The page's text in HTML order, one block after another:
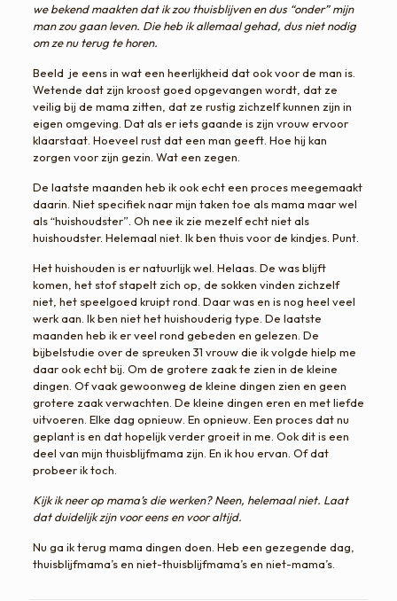
we bekend maakten dat ik zou thuisblijven en dus “onder” mijn
man zou gaan leven. Die heb ik allemaal gehad, dus niet nodig
om ze nu terug te horen.
Beeld je eens in wat een heerlijkheid dat ook voor de man is.
Wetende dat zijn kroost goed opgevangen wordt, dat ze
veilig bij de mama zitten, dat ze rustig zichzelf kunnen zijn in
eigen omgeving. Dat als er iets gaande is zijn vrouw ervoor
klaarstaat. Hoeveel rust dat een man geeft. Hoe hij kan
zorgen voor zijn gezin. Wat een zegen.
De laatste maanden heb ik ook echt een proces meegemaakt
daarin. Niet specifiek naar mijn taken toe als mama maar wel
als “huishoudster”. Oh nee ik zie mezelf echt niet als
huishoudster. Helemaal niet. Ik ben thuis voor de kindjes. Punt.
Het huishouden is er natuurlijk wel. Helaas. De was blijft
komen, het stof stapelt zich op, de sokken vinden zichzelf
niet, het speelgoed kruipt rond. Daar was en is nog heel veel
werk aan. Ik ben niet het huishouderig type. De laatste
maanden heb ik er veel rond gebeden en gelezen. De
bijbelstudie over de spreuken 31 vrouw die ik volgde hielp me
daar ook echt bij. Om de grotere zaak te zien in de kleine
dingen. Of vaak gewoonweg de kleine dingen zien en geen
grotere zaak verwachten. De kleine dingen eren en met liefde
uitvoeren. Elke dag opnieuw. En opnieuw. Een proces dat nu
geplant is en dat hopelijk verder groeit in me. Ook dit is een
deel van mijn thuisblijfmama zijn. En ik hou ervan. Of dat
probeer ik toch.
Kijk ik neer op mama’s die werken? Neen, helemaal niet. Laat
dat duidelijk zijn voor eens en voor altijd.
Nu ga ik terug mama dingen doen. Heb een gezegende dag,
thuisblijfmama’s en niet-thuisblijfmama’s en niet-mama’s.